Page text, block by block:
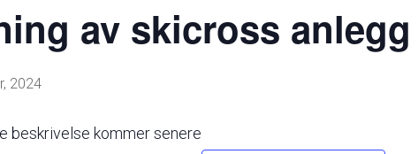
av skicross anlegg
2024
beskrivelse kommer senere